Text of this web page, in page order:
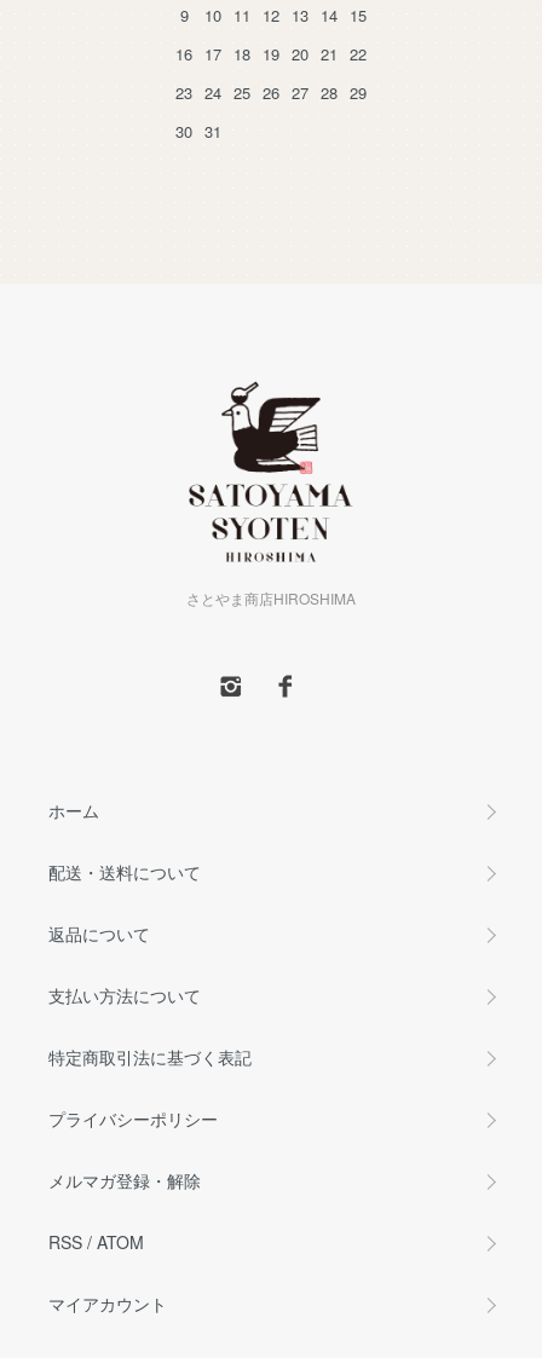
9
10 11 12 13 14 15
16 17 18 19 20 21
22
23 24 25 26 27 28 29
30 31
さとやま商店HIROSHIMA
ホーム
配送・送料について
返品について
支払い方法について
特定商取引法に基づく表記
プライバシーポリシー
メルマガ登録・解除
RSS / ATOM
マイアカウント